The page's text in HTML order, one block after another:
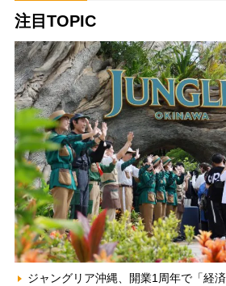
注目TOPIC
ジャングリア沖縄、開業1周年で「経